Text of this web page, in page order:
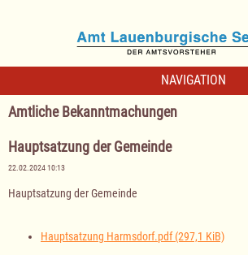
NAVIGATION
Amtliche Bekanntmachungen
Hauptsatzung der Gemeinde
22.02.2024 10:13
Hauptsatzung der Gemeinde
Hauptsatzung Harmsdorf.pdf(297,1 KiB)